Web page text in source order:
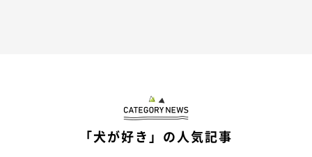
「犬が好き」の人気記事